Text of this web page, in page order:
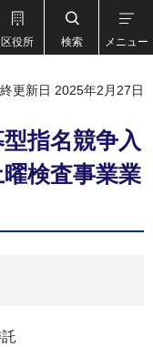
区役所 検索 メニュー
更新日 2025年2月27日
指名競争入
検査事業業